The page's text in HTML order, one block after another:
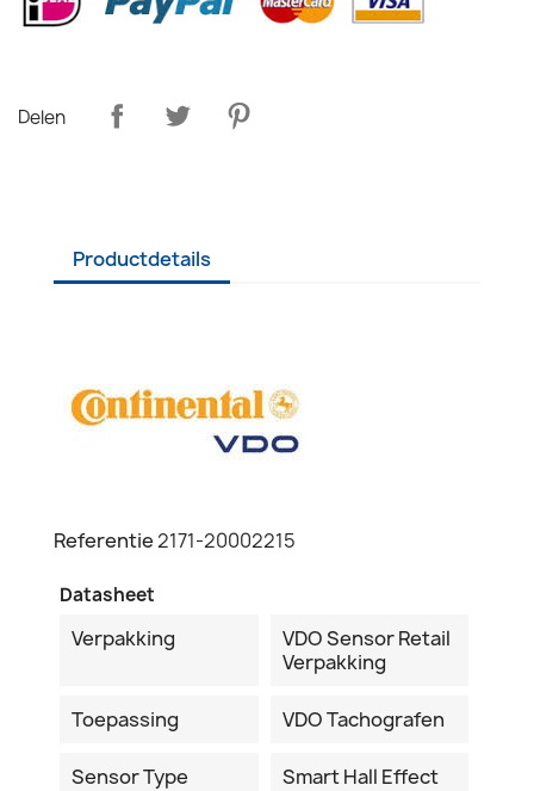
Delen
Productdetails
Referentie2171-20002215
Datasheet
Verpakking
VDO Sensor Retail
Verpakking
Toepassing VDO Tachografen
Sensor Type Smart Hall Effect